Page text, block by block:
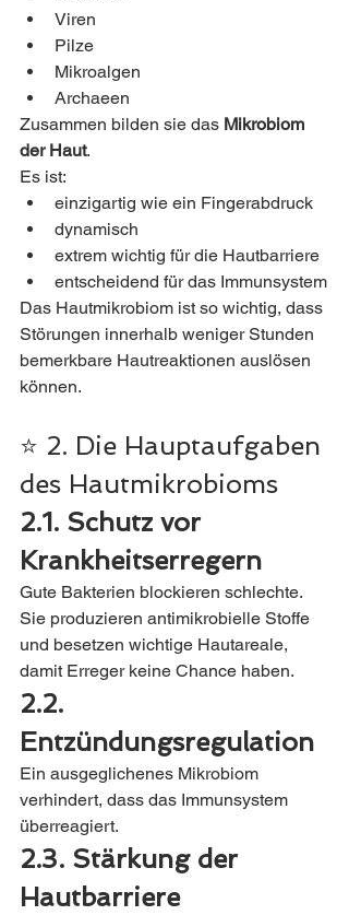
Viren
Pilze
Mikroalgen
Archaeen
Zusammen bilden sie das Mikrobiom
der Haut.
Es ist:
einzigartig wie ein Fingerabdruck
dynamisch
extrem wichtig für die Hautbarriere
entscheidend für das Immunsystem
Das Hautmikrobiom ist so wichtig, dass
Störungen innerhalb weniger Stunden
bemerkbare Hautreaktionen auslösen
können.
⭐ 2. Die Hauptaufgaben
des Hautmikrobioms
2.1. Schutz vor
Krankheitserregern
Gute Bakterien blockieren schlechte.
Sie produzieren antimikrobielle Stoffe
und besetzen wichtige Hautareale,
damit Erreger keine Chance haben.
2.2.
Entzündungsregulation
Ein ausgeglichenes Mikrobiom
verhindert, dass das Immunsystem
überreagiert.
2.3. Stärkung der
Hautbarriere